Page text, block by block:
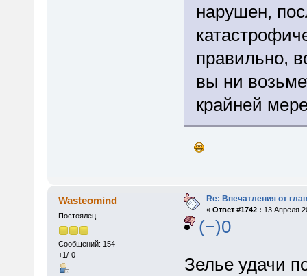
нарушен,
правильно,
вы ни
крайней
Wasteomind
Постоялец
Сообщений: 154
+1/-0
Re: Впечатления от
« Ответ #1742 : 13 Апреля
(−)0
Зелье удачи